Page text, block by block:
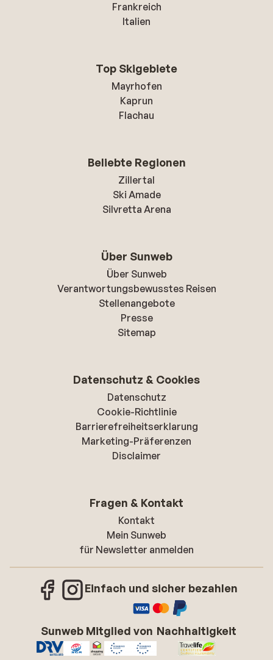
Frankreich
Italien
Top Skigebiete
Mayrhofen
Kaprun
Flachau
Beliebte Regionen
Zillertal
Ski Amade
Silvretta Arena
Über Sunweb
Über Sunweb
Verantwortungsbewusstes Reisen
Stellenangebote
Presse
Sitemap
Datenschutz & Cookies
Datenschutz
Cookie-Richtlinie
Barrierefreiheitserklarung
Marketing-Präferenzen
Disclaimer
Fragen & Kontakt
Kontakt
Mein Sunweb
für Newsletter anmelden
Einfach und sicher bezahlen
Sunweb Mitglied von Nachhaltigkeit